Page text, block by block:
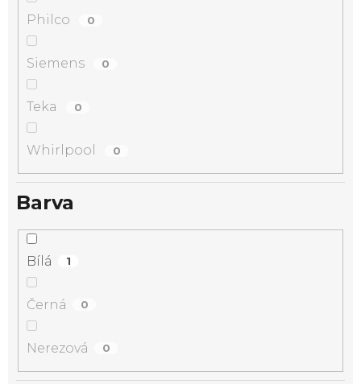
Philco 0
Siemens 0
Teka 0
Whirlpool 0
Barva
Bílá 1
Černá 0
Nerezová 0